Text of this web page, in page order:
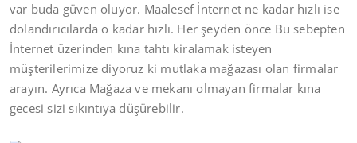
var buda güven oluyor. Maalesef İnternet ne kadar hızlı ise
dolandırıcılarda o kadar hızlı. Her şeyden önce Bu sebepten
İnternet üzerinden kına tahtı kiralamak isteyen
müşterilerimize diyoruz ki mutlaka mağazası olan firmalar
arayın. Ayrıca Mağaza ve mekanı olmayan firmalar kına
gecesi sizi sıkıntıya düşürebilir.